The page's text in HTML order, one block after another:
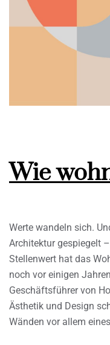
Wie
Werte wandeln sich.
Architektur gespiegelt
Stellenwert hat das
noch vor einigen
Geschäftsführer von
Ästhetik und Design
Wänden vor allem